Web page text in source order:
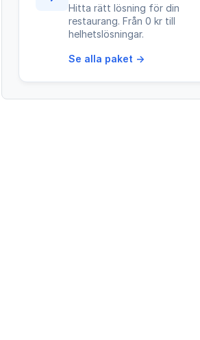
Hitta rätt lösning för din
restaurang. Från 0 kr till
helhetslösningar.
Se alla paket →